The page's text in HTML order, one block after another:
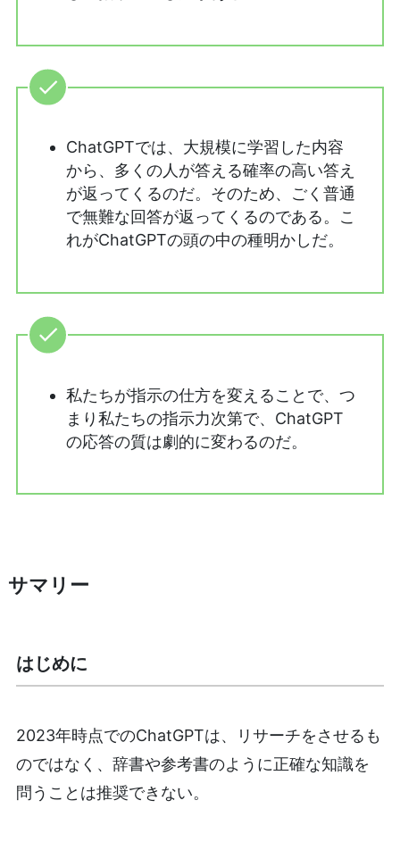
ChatGPTでは、大規模に学習した内容
から、多くの人が答える確率の高い答え
が返ってくるのだ。そのため、ごく普通
で無難な回答が返ってくるのである。こ
れがChatGPTの頭の中の種明かしだ。
私たちが指示の仕方を変えることで、つ
まり私たちの指示力次第で、ChatGPT
の応答の質は劇的に変わるのだ。
サマリー
はじめに
2023年時点でのChatGPTは、リサーチをさせるも
のではなく、辞書や参考書のように正確な知識を
問うことは推奨できない。